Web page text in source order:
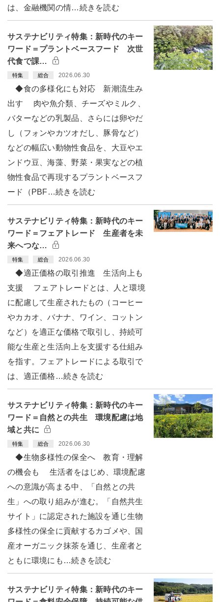
は、金融機関の情…続きを読む
サステナビリティ特集：新時代のキー
ワード＝プラントベースフード 次世
代食で課…
特集 総合 2026.06.30
◆食の多様化にも対応 新潮流生み
出す 肉や魚介類、チーズやミルク、
バターなどの乳製品、さらには卵やだ
し（フォンやカツオだし、豚骨など）
などの幅広い動物性食品を、大豆やエ
ンドウ豆、海藻、野菜・果実などの植
物性食品で再現するプラントベースフ
ード（PBF…続きを読む
サステナビリティ特集：新時代のキー
ワード＝フェアトレード 生産者を未
来へつな…
特集 総合 2026.06.30
◆適正価格の取引推進 生活向上も
支援 フェアトレードとは、人と環境
に配慮して生産されたもの（コーヒー
やカカオ、バナナ、ワイン、コットン
など）を適正な価格で取引し、持続可
能な生産と生活向上を支援する仕組み
を指す。フェアトレードによる取引で
は、適正価格…続きを読む
サステナビリティ特集：新時代のキー
ワード＝自然との共生 環境配慮は地
域と共に
特集 総合 2026.06.30
◆生物多様性の保全へ 教育・理解
の機会も 生活者をはじめ、環境配慮
への意識が高まる中、「自然との共
生」への取り組みが進む。「自然共生
サイト」に認定された施設を通じ生物
多様性の保全に貢献するカゴメや、国
産オーガニック抹茶を通じ、生産者と
ともに環境にも…続きを読む
サステナビリティ特集：新時代のキー